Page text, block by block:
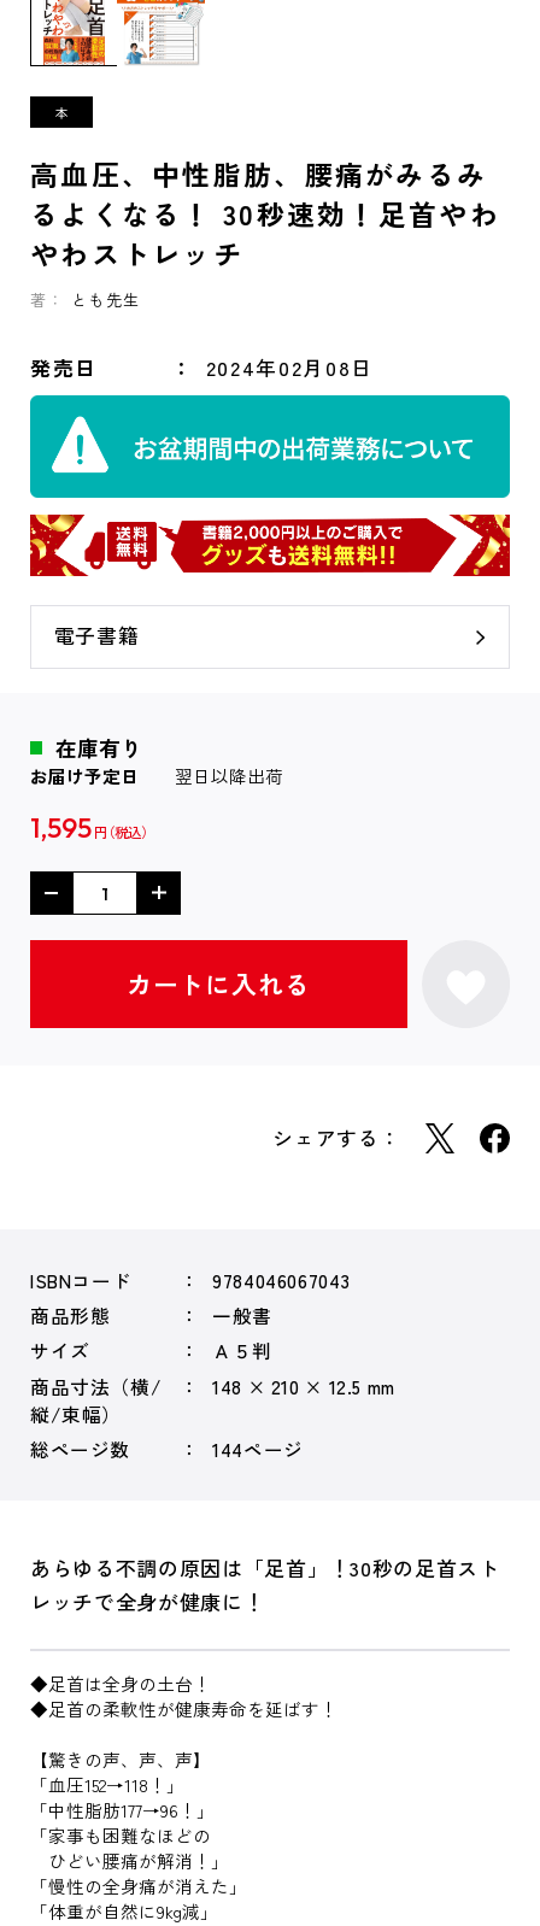
高血圧、中性脂肪、腰痛がみるみ
るよくなる！ 30秒速効！足首やわ
やわストレッチ
著： とも先生
発売日 2024年02月08日
電子書籍
在庫有り
お届け予定日 翌日以降出荷
1,595 円
シェアする：
ISBNコード
9784046067043
商品形態
一般書
サイズ
Ａ５判
商品寸法（横/
縦/束幅）
148 × 210 × 12.5 mm
総ページ数 144ページ
あらゆる不調の原因は「足首」！30秒の足首スト
レッチで全身が健康に！
◆足首は全身の土台！
◆足首の柔軟性が健康寿命を延ばす！
【驚きの声、声、声】
「血圧152→118！」
「中性脂肪177→96！」
「家事も困難なほどの
ひどい腰痛が解消！」
「慢性の全身痛が消えた」
「体重が自然に9kg減」